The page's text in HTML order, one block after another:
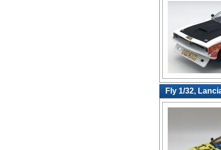
Fly 1/32,